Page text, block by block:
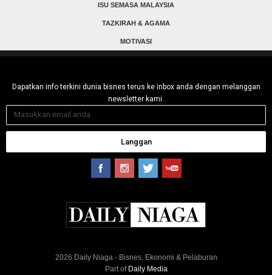
ISU SEMASA MALAYSIA
TAZKIRAH & AGAMA
MOTIVASI
Dapatkan info terkini dunia bisnes terus ke inbox anda dengan melanggan
newsletter kami.
Langgan
2026 Daily Niaga - Bisnes, Ekonomi & Pelaburan
Part of Daily Media